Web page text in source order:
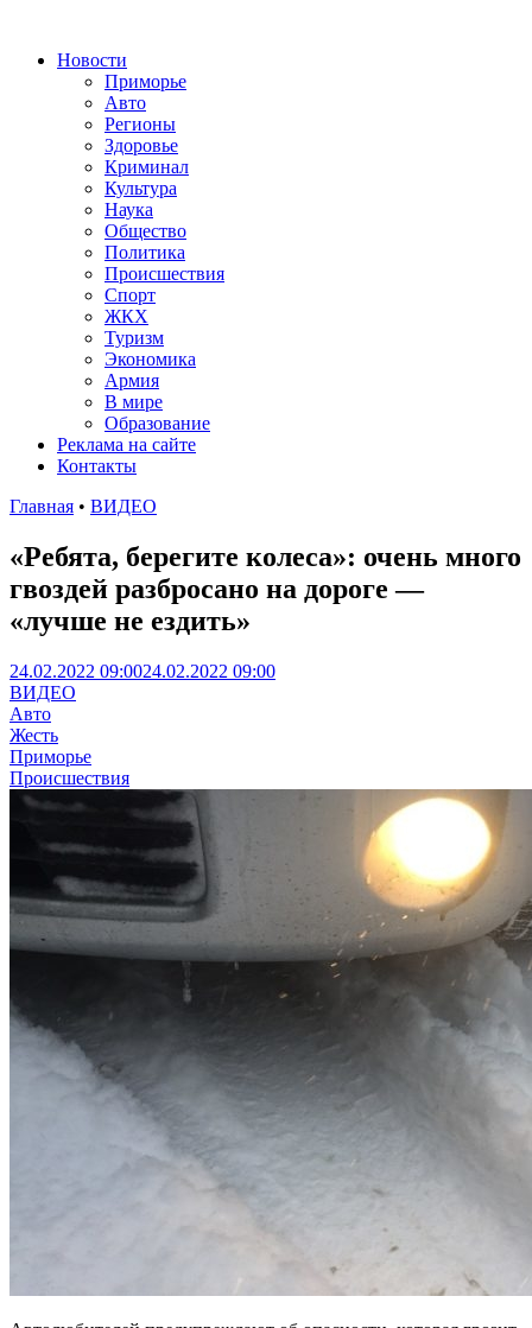
Новости
Приморье
Авто
Регионы
Здоровье
Криминал
Культура
Наука
Общество
Политика
Происшествия
Спорт
ЖКХ
Туризм
Экономика
Армия
В мире
Образование
Реклама на сайте
Контакты
Главная • ВИДЕО
«Ребята, берегите колеса»: очень много
гвоздей разбросано на дороге —
«лучше не ездить»
24.02.2022 09:0024.02.2022 09:00
ВИДЕО
Авто
Жесть
Приморье
Происшествия